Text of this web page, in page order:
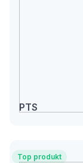
PTS
Top produkt